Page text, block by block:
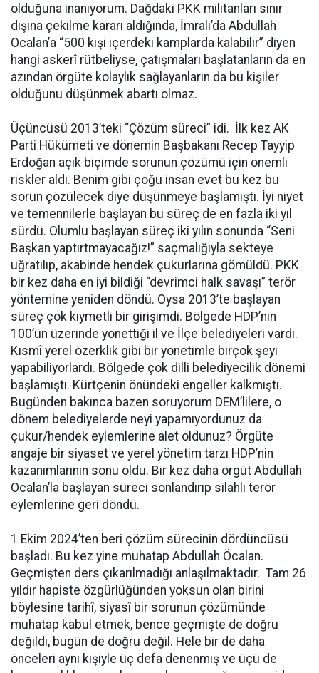
olduğuna inanıyorum. Dağdaki PKK militanları sınır
dışına çekilme kararı aldığında, İmralı’da Abdullah
Öcalan’a “500 kişi içerdeki kamplarda kalabilir” diyen
hangi askerî rütbeliyse, çatışmaları başlatanların da en
azından örgüte kolaylık sağlayanların da bu kişiler
olduğunu düşünmek abartı olmaz.
Üçüncüsü 2013’teki “Çözüm süreci” idi. İlk kez AK
Parti Hükümeti ve dönemin Başbakanı Recep Tayyip
Erdoğan açık biçimde sorunun çözümü için önemli
riskler aldı. Benim gibi çoğu insan evet bu kez bu
sorun çözülecek diye düşünmeye başlamıştı. İyi niyet
ve temennilerle başlayan bu süreç de en fazla iki yıl
sürdü. Olumlu başlayan süreç iki yılın sonunda “Seni
Başkan yaptırtmayacağız!” saçmalığıyla sekteye
uğratılıp, akabinde hendek çukurlarına gömüldü. PKK
bir kez daha en iyi bildiği “devrimci halk savaşı” terör
yöntemine yeniden döndü. Oysa 2013’te başlayan
süreç çok kıymetli bir girişimdi. Bölgede HDP’nin
100’ün üzerinde yönettiği il ve İlçe belediyeleri vardı.
Kısmî yerel özerklik gibi bir yönetimle birçok şeyi
yapabiliyorlardı. Bölgede çok dilli belediyecilik dönemi
başlamıştı. Kürtçenin önündeki engeller kalkmıştı.
Bugünden bakınca bazen soruyorum DEM’lilere, o
dönem belediyelerde neyi yapamıyordunuz da
çukur/hendek eylemlerine alet oldunuz? Örgüte
angaje bir siyaset ve yerel yönetim tarzı HDP’nin
kazanımlarının sonu oldu. Bir kez daha örgüt Abdullah
Öcalan’la başlayan süreci sonlandırıp silahlı terör
eylemlerine geri döndü.
1 Ekim 2024’ten beri çözüm sürecinin dördüncüsü
başladı. Bu kez yine muhatap Abdullah Öcalan.
Geçmişten ders çıkarılmadığı anlaşılmaktadır. Tam 26
yıldır hapiste özgürlüğünden yoksun olan birini
böylesine tarihî, siyasî bir sorunun çözümünde
muhatap kabul etmek, bence geçmişte de doğru
değildi, bugün de doğru değil. Hele bir de daha
önceleri aynı kişiyle üç defa denenmiş ve üçü de